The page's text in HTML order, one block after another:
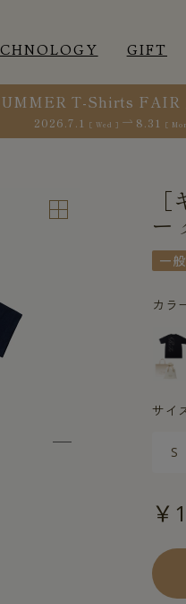
GIFT
ROOM
ROOM
T-Shirts FAIR
2026.7.1 ［ Wed ］ 8.31 ［
ー
一
カラ
サイ
S
￥